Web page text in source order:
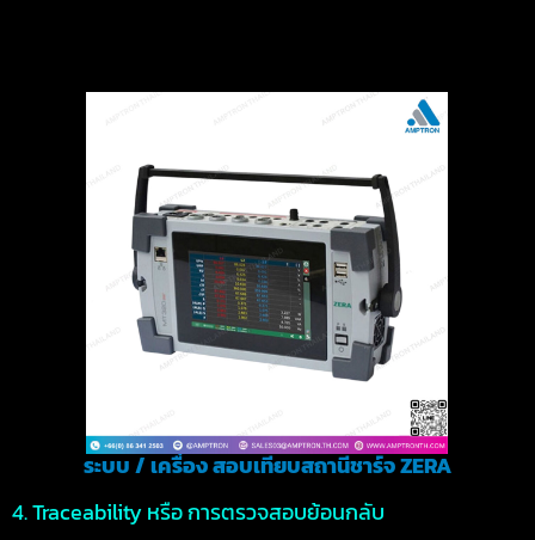
ระบบ / เครื่อง สอบเทียบสถานีชาร์จ ZERA
4. Traceability หรือ การตรวจสอบย้อนกลับ